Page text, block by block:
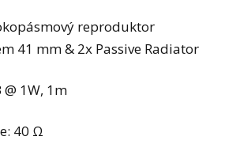
reproduktor
41 mm & 2x Passive Radiator
@ 1W, 1m
40 Ω